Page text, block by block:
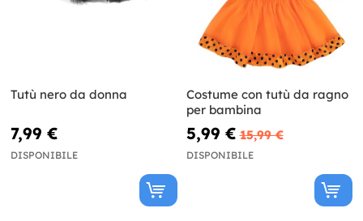
Tutù nero da donna
7,99 €
DISPONIBILE
Costume con tutù da ragno
per bambina
5,99 € 15,99 €
DISPONIBILE